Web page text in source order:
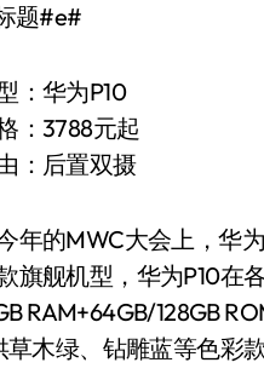
题#e#
：华为P10
：3788元起
：后置双摄
的MWC大会上，华为
旗舰机型，华为P10在
RAM+64GB/128GB
草木绿、钻雕蓝等色彩款